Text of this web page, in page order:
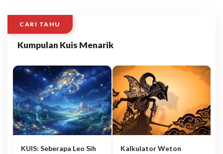
CARI TAHU
Kumpulan Kuis Menarik
KUIS: Seberapa Leo Sih
Kalkulator Weton